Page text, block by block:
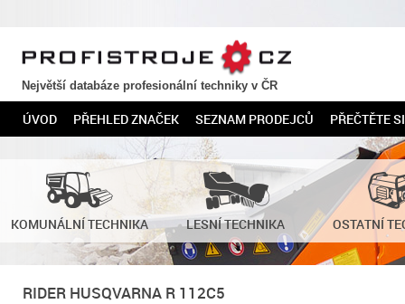
PROFISTROJE.CZ
Největší databáze profesionální techniky v ČR
ÚVOD PŘEHLED ZNAČEK SEZNAM PRODEJCŮ PŘEČTĚTE SI
KOMUNÁLNÍ TECHNIKA LESNÍ TECHNIKA OSTATNÍ
RIDER HUSQVARNA R 112C5